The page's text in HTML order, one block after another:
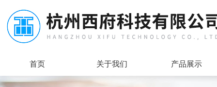
首页 关于我们 产品展示